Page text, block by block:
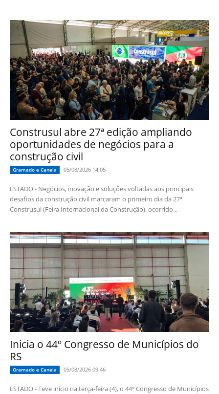
Construsul abre 27ª edição ampliando
oportunidades de negócios para a
construção civil
Gramado e Canela 05/08/2026 14:05
ESTADO - Negócios, inovação e soluções voltadas aos principais
desafios da construção civil marcaram o primeiro dia da 27ª
Construsul (Feira Internacional da Construção), ocorrido...
Inicia o 44º Congresso de Municípios do
RS
Gramado e Canela 05/08/2026 09:46
ESTADO - Teve início na terça-feira (4), o 44º Congresso de Municípios